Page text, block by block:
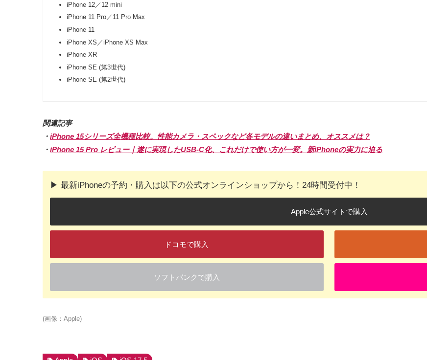
iPhone 12／12 mini
iPhone 11 Pro／11 Pro Max
iPhone 11
iPhone XS／iPhone XS Max
iPhone XR
iPhone SE (第3世代)
iPhone SE (第2世代)
関連記事
・ iPhone 15シリーズ全機種比較。性能カメラ・スペックなど各モデルの違いまとめ、オススメは？
・ iPhone 15 Pro レビュー｜遂に実現したUSB-C化、これだけで使い方が一変。新iPhoneの実力に迫る
▶︎ 最新iPhoneの予約・購入は以下の公式オンラインショップから！24時間受付中！
Apple公式サイトで購入
ドコモで購入
ソフトバンクで購入
(画像：Apple)